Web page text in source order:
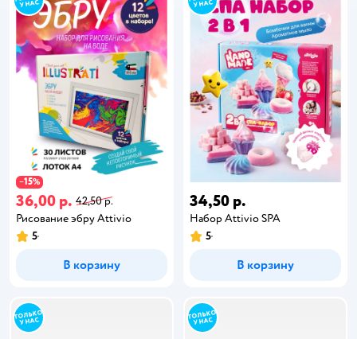
−15%
36,00 р. 42,50 р.
Рисование эбру Attivio
5
В корзину
34,50 р.
Набор Attivio SPA
5
В корзину